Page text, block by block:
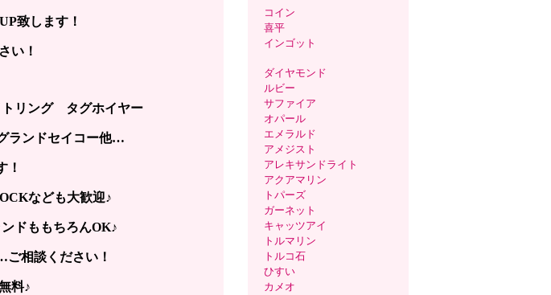
致します！
い！
リング タグホイヤー
ンドセイコー他…
！
なども大歓迎♪
ドももちろんOK♪
相談ください！
料♪
コイン
喜平
インゴット
ダイヤモンド
ルビー
サファイア
オパール
エメラルド
アメジスト
アレキサンドライト
アクアマリン
トパーズ
ガーネット
キャッツアイ
トルマリン
トルコ石
ひすい
カメオ